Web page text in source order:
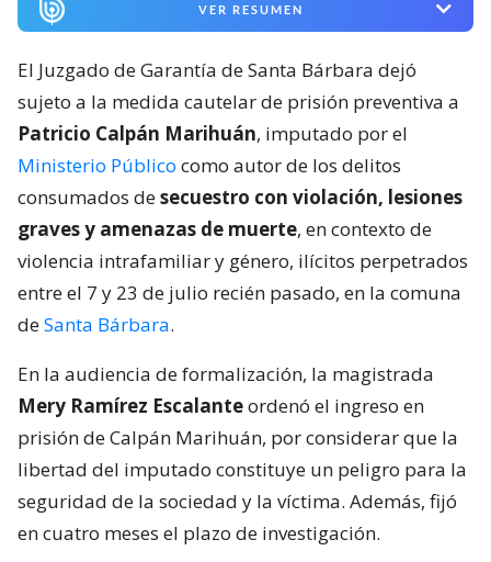
VER RESUMEN
El Juzgado de Garantía de Santa Bárbara dejó
sujeto a la medida cautelar de prisión preventiva a
Patricio Calpán Marihuán, imputado por el
Ministerio Público como autor de los delitos
consumados desecuestro con violación, lesiones
graves y amenazas de muerte, en contexto de
violencia intrafamiliar y género, ilícitos perpetrados
entre el 7 y 23 de julio recién pasado, en la comuna
deSanta Bárbara.
En la audiencia de formalización, la magistrada
Mery Ramírez Escalanteordenó el ingreso en
prisión de Calpán Marihuán, por considerar que la
libertad del imputado constituye un peligro para la
seguridad de la sociedad y la víctima. Además, fijó
en cuatro meses el plazo de investigación.